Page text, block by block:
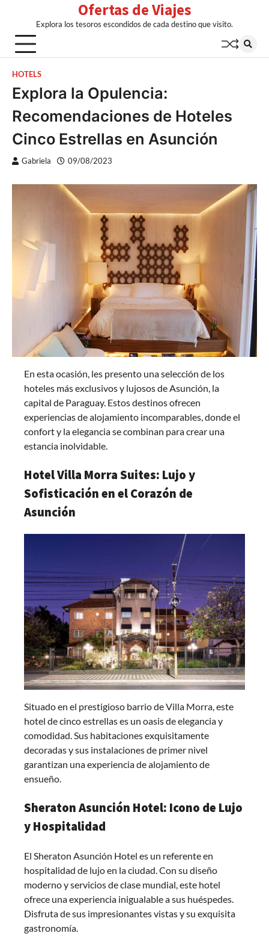
content
Ofertas de Viajes
Explora los tesoros escondidos de cada destino que visito.
HOTELS
Explora la Opulencia:
Recomendaciones de Hoteles
Cinco Estrellas en Asunción
Gabriela 09/08/2023
En esta ocasión, les presento una selección de los
hoteles más exclusivos y lujosos de Asunción, la
capital de Paraguay. Estos destinos ofrecen
experiencias de alojamiento incomparables, donde el
confort y la elegancia se combinan para crear una
estancia inolvidable.
Hotel Villa Morra Suites: Lujo y
Sofisticación en el Corazón de
Asunción
Situado en el prestigioso barrio de Villa Morra, este
hotel de cinco estrellas es un oasis de elegancia y
comodidad. Sus habitaciones exquisitamente
decoradas y sus instalaciones de primer nivel
garantizan una experiencia de alojamiento de
ensueño.
Sheraton Asunción Hotel: Icono de Lujo
y Hospitalidad
El Sheraton Asunción Hotel es un referente en
hospitalidad de lujo en la ciudad. Con su diseño
moderno y servicios de clase mundial, este hotel
ofrece una experiencia inigualable a sus huéspedes.
Disfruta de sus impresionantes vistas y su exquisita
gastronomía.